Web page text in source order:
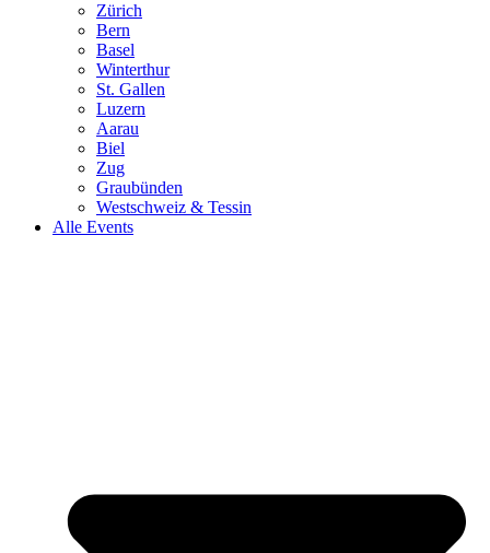
Zürich
Bern
Basel
Winterthur
St. Gallen
Luzern
Aarau
Biel
Zug
Graubünden
Westschweiz & Tessin
Alle Events